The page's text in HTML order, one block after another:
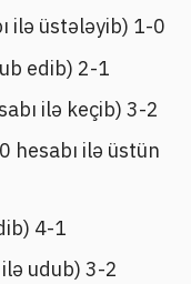
ilə üstələyib) 1-0
edib) 2-1
ilə keçib) 3-2
hesabı ilə üstün
4-1
udub) 3-2